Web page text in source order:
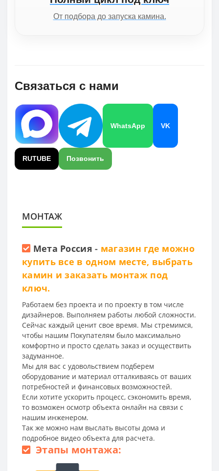
От подбора до запуска камина.
Связаться с нами
WhatsApp VK
RUTUBE Позвонить
МОНТАЖ
Мета Россия - магазин где можно
купить все в одном месте, выбрать
камин и заказать монтаж под
ключ.
Работаем без проекта и по проекту в том числе
дизайнеров. Выполняем работы любой сложности.
Сейчас каждый ценит свое время. Мы стремимся,
чтобы нашим Покупателям было максимально
комфортно и просто сделать заказ и осуществить
задуманное.
Мы для вас с удовольствием подберем
оборудование и материал отталкиваясь от ваших
потребностей и финансовых возможностей.
Если хотите ускорить процесс, сэкономить время,
то возможен осмотр объекта онлайн на связи с
нашим инженером.
Так же можно нам выслать высоты дома и
подробное видео объекта для расчета.
Этапы монтажа: